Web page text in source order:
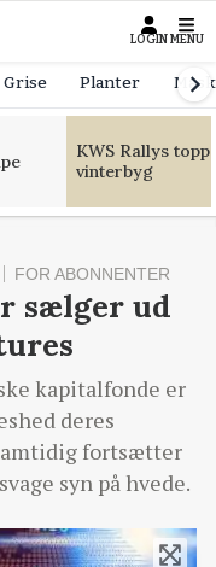
LOGIN MENU
Grise Planter
KWS Rallys
vinterbyg
FOR ABONNENTER
sælger ud
kapitalfonde er
deres
fortsætter
syn på hvede.